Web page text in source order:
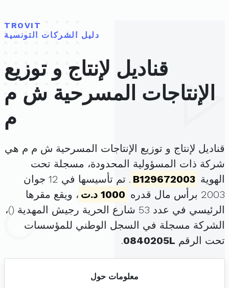
TROVIT
دليل الشركات التونسية
قناديل لإنتاج و توزيع
الإنتاجات المسرحية ش م
م
قناديل لإنتاج و توزيع الإنتاجات المسرحية ش م م هي
شركة ذات المسؤولية المحدودة، مسجلة تحت
الهوية B129672003
. تم تأسيسها في 12 جوان
2003 برأس مال قدره
1000 د.ت
، ويقع مقرها
الرئيسي في عدد 53 شارع الحرية رجيش المهدية (
)،
الشركة مسجلة في السجل الوطني للمؤسسات
تحت الرقم 0840205L
.
معلومات حول